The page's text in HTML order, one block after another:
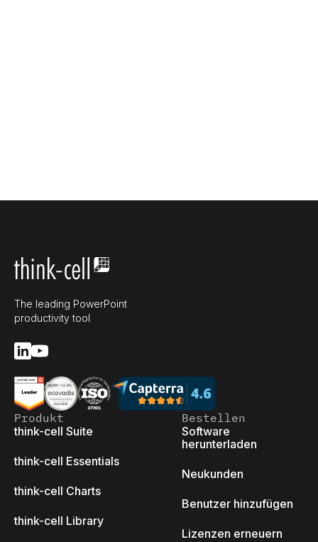
The leading PowerPoint
productivity tool
Produkt
think-cell Suite
think-cell Essentials
think-cell Charts
think-cell Library
Bestellen
Software
herunterladen
Neukunden
Benutzer hinzufügen
Lizenzen erneuern